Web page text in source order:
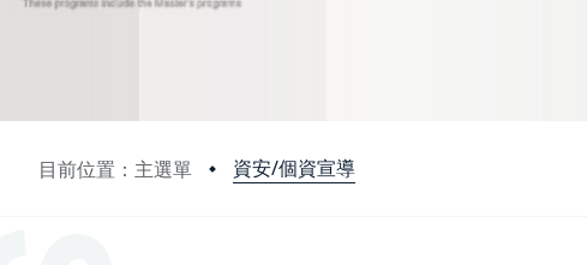
目前位置：主選單 資安/個資宣導